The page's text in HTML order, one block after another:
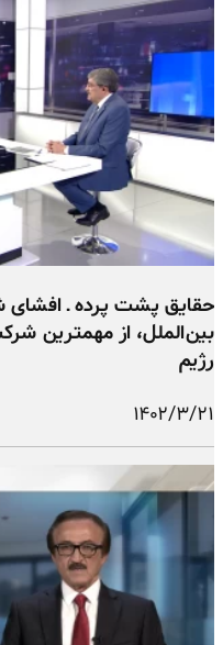
حقایق پشت پرده ـ افشای
بین‌الملل، از مهمترین
رژیم
۱۴۰۲/۳/۲۱